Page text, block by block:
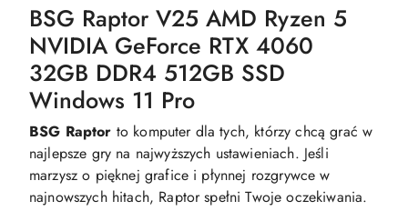
BSG Raptor V25 AMD Ryzen 5
NVIDIA GeForce RTX 4060
32GB DDR4 512GB SSD
Windows 11 Pro
BSG Raptor to komputer dla tych, którzy chcą grać w
najlepsze gry na najwyższych ustawieniach. Jeśli
marzysz o pięknej grafice i płynnej rozgrywce w
najnowszych hitach, Raptor spełni Twoje oczekiwania.